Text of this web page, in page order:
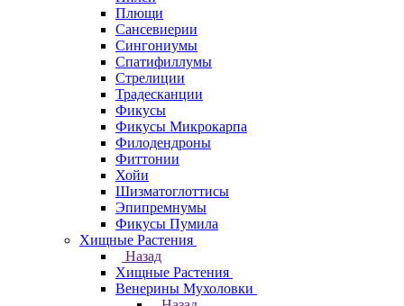
Плющи
Сансевиерии
Сингониумы
Спатифиллумы
Стрелиции
Традесканции
Фикусы
Фикусы Микрокарпа
Филодендроны
Фиттонии
Хойи
Шизматоглоттисы
Эпипремнумы
Фикусы Пумила
Хищные Растения
Назад
Хищные Растения
Венерины Мухоловки